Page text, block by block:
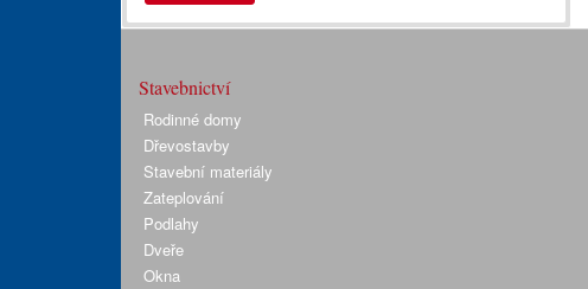
Stavebnictví
Rodinné domy
Dřevostavby
Stavební materiály
Zateplování
Podlahy
Dveře
Okna